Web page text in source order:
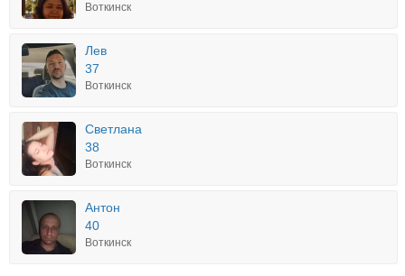
Воткинск
Лев
37
Воткинск
Светлана
38
Воткинск
Антон
40
Воткинск